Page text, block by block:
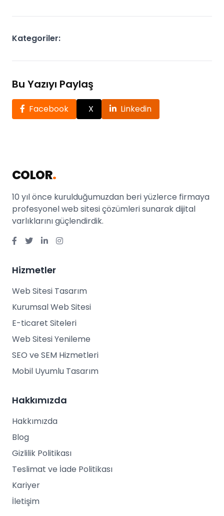
Kategoriler:
Bu Yazıyı Paylaş
Facebook X Linkedin
COLOR.
10 yıl önce kurulduğumuzdan beri yüzlerce firmaya
profesyonel web sitesi çözümleri sunarak dijital
varlıklarını güçlendirdik.
Hizmetler
Web Sitesi Tasarım
Kurumsal Web Sitesi
E-ticaret Siteleri
Web Sitesi Yenileme
SEO ve SEM Hizmetleri
Mobil Uyumlu Tasarım
Hakkımızda
Hakkımızda
Blog
Gizlilik Politikası
Teslimat ve İade Politikası
Kariyer
İletişim